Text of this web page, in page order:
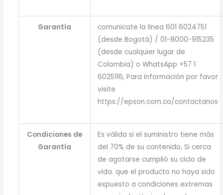
Garantía
comunicate la linea 601 6024751
(desde Bogotá) / 01-8000-915235
(desde cualquier lugar de
Colombia) o WhatsApp +57 1
6025116, Para información por favor
visite
https://epson.com.co/contactanos
Condiciones de
Garantía
Es válida si el suministro tiene más
del 70% de su contenido, Si cerca
de agotarse cumplió su ciclo de
vida. que el producto no haya sido
expuesto a condiciones extremas